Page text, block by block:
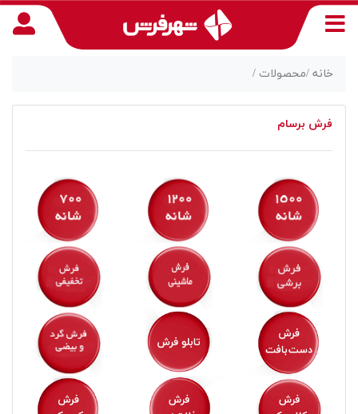
دسترسی
خانه /محصولات /
فرش برسام